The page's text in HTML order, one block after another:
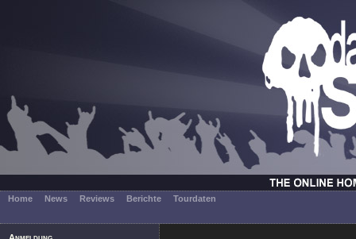
Home News Reviews Berichte Tourdaten